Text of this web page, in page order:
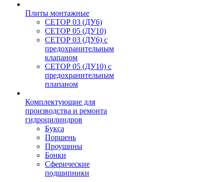
Плиты монтажные
CЕТОР 03 (ДУ6)
CЕТОР 05 (ДУ10)
CЕТОР 03 (ДУ6) с
предохранительным
клапаном
CЕТОР 05 (ДУ10) с
предохранительным
плапаном
Комплектующие для
производства и ремонта
гидроцилиндров
Букса
Поршень
Проушины
Бонки
Сферические
подшипники